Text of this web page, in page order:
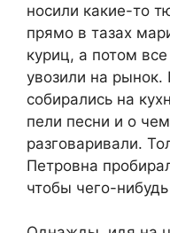
носили какие-то
прямо в тазах
куриц, а потом
увозили на
собирались на
пели песни и о
разговаривали.
Петровна
чтобы чего-